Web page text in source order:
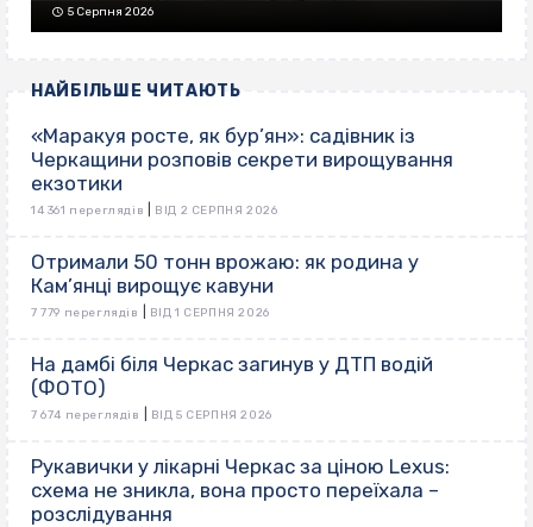
5 Серпня 2026
НАЙБІЛЬШЕ ЧИТАЮТЬ
«Маракуя росте, як бур’ян»: садівник із
Черкащини розповів секрети вирощування
екзотики
14 361 переглядів ВІД 2 СЕРПНЯ 2026
Отримали 50 тонн врожаю: як родина у
Кам’янці вирощує кавуни
7 779 переглядів ВІД 1 СЕРПНЯ 2026
На дамбі біля Черкас загинув у ДТП водій
(ФОТО)
7 674 переглядів ВІД 5 СЕРПНЯ 2026
Рукавички у лікарні Черкас за ціною Lexus:
схема не зникла, вона просто переїхала –
розслідування